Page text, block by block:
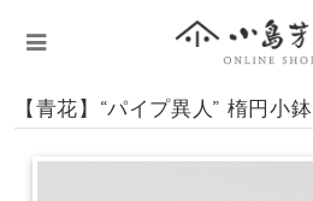
【青花】“パイプ異人” 楕円小鉢